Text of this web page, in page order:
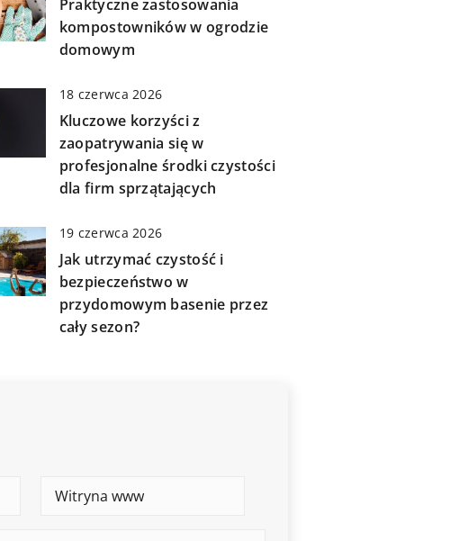
Praktyczne zastosowania
kompostowników w ogrodzie
domowym
18 czerwca 2026
Kluczowe korzyści z
zaopatrywania się w
profesjonalne środki czystości
dla firm sprzątających
19 czerwca 2026
Jak utrzymać czystość i
bezpieczeństwo w
przydomowym basenie przez
cały sezon?